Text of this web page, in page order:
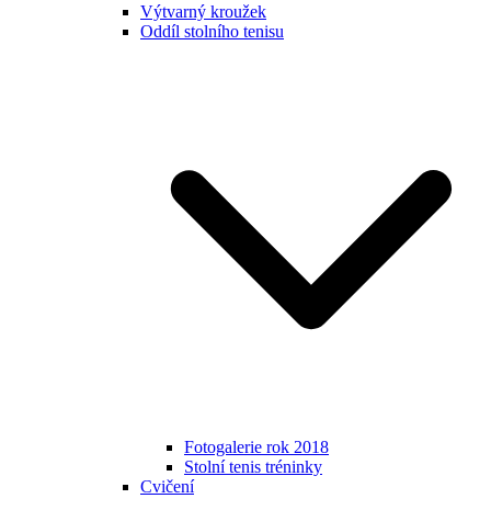
Výtvarný kroužek
Oddíl stolního tenisu
Fotogalerie rok 2018
Stolní tenis tréninky
Cvičení